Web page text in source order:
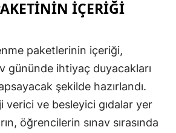
Hakkari
Hatay
İÇERIĞI
paketlerinin içeriği,
gününde ihtiyaç duyacakları
şekilde hazırlandı.
verici ve besleyici gıdalar yer
öğrencilerin sınav sırasında